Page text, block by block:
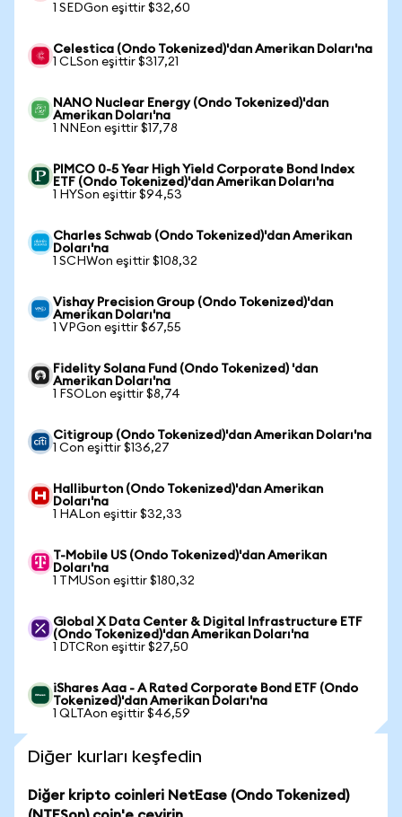
1 SEDGon eşittir $32,60
Celestica (Ondo Tokenized)'dan Amerikan Doları'na
1 CLSon eşittir $317,21
NANO Nuclear Energy (Ondo Tokenized)'dan
Amerikan Doları'na
1 NNEon eşittir $17,78
PIMCO 0-5 Year High Yield Corporate Bond Index
ETF (Ondo Tokenized)'dan Amerikan Doları'na
1 HYSon eşittir $94,53
Charles Schwab (Ondo Tokenized)'dan Amerikan
Doları'na
1 SCHWon eşittir $108,32
Vishay Precision Group (Ondo Tokenized)'dan
Amerikan Doları'na
1 VPGon eşittir $67,55
Fidelity Solana Fund (Ondo Tokenized) 'dan
Amerikan Doları'na
1 FSOLon eşittir $8,74
Citigroup (Ondo Tokenized)'dan Amerikan Doları'na
1 Con eşittir $136,27
Halliburton (Ondo Tokenized)'dan Amerikan
Doları'na
1 HALon eşittir $32,33
T-Mobile US (Ondo Tokenized)'dan Amerikan
Doları'na
1 TMUSon eşittir $180,32
Global X Data Center & Digital Infrastructure ETF
(Ondo Tokenized)'dan Amerikan Doları'na
1 DTCRon eşittir $27,50
iShares Aaa - A Rated Corporate Bond ETF (Ondo
Tokenized)'dan Amerikan Doları'na
1 QLTAon eşittir $46,59
Diğer kurları keşfedin
Diğer kripto coinleri NetEase (Ondo Tokenized)